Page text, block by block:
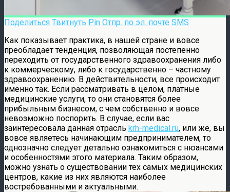
Поделиться Твитнуть Pin Отпр. по эл. почте SMS
Как показывает практика, в нашей стране и вовсе
преобладает тенденция, позволяющая постепенно
переходить от государственного здравоохранения либо
к коммерческому, либо к государственно – частному
здравоохранению. В действительности, все происходит
именно так. Если рассматривать в целом, платные
медицинские услуги, то они становятся более
прибыльным бизнесом, с чем собственно и вовсе
невозможно поспорить. В случае, если вас
заинтересовала данная отрасль krh-medical.ru, или же, вы
вовсе являетесь начинающим предпринимателем, то
однозначно следует детально ознакомиться с нюансами
и особенностями этого материала. Таким образом,
можно узнать о существовании тех самых медицинских
центров, какие из них являются наиболее
востребованными и актуальными.